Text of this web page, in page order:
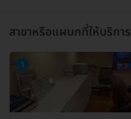
สาขาหรือแผนกที่ให้บริการ
1